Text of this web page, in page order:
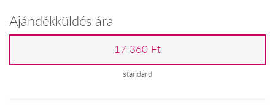
Ajándékküldés ára
17 360 Ft
standard